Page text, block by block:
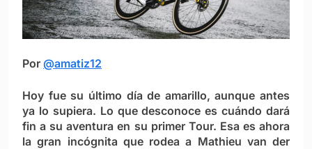
Por @amatiz12
Hoy fue su último día de amarillo, aunque antes
ya lo supiera. Lo que desconoce es cuándo dará
fin a su aventura en su primer Tour. Esa es ahora
la gran incógnita que rodea a Mathieu van der